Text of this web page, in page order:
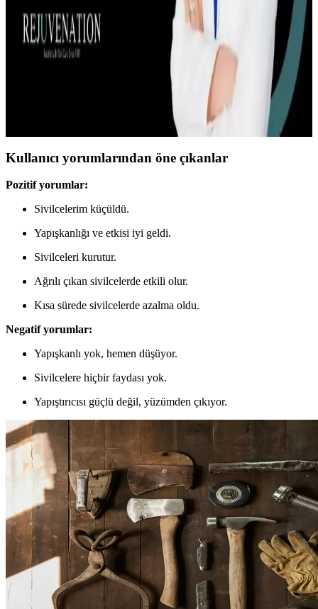
ve tahriş gibi olumsuz reaksiyonlara neden olabilir. Konsantrasyon
ve cilt tipi önemlidir, yama testi önerilir.
Erkeklerde Akne ve Cilt Bakımı: Dr. Linda Xing'in
Bilimsel Yaklaşımları ve Ürün Önerileri
Dr. Linda Xing, erkeklerde akne ve cilt bakımı için özel ürünler,
doğru rutinler ve tedavi yöntemleri sunuyor. Cilt tipi ve beslenme
ilişkisi gibi önemli detaylara değiniyor.
Kullanıcı yorumlarından öne çıkanlar
Pozitif yorumlar:
Sivilcelerim küçüldü.
Yapışkanlığı ve etkisi iyi geldi.
Sivilceleri kurutur.
Ağrılı çıkan sivilcelerde etkili olur.
Kısa sürede sivilcelerde azalma oldu.
Negatif yorumlar:
Yapışkanlı yok, hemen düşüyor.
Sivilcelere hiçbir faydası yok.
Yapıştırıcısı güçlü değil, yüzümden çıkıyor.